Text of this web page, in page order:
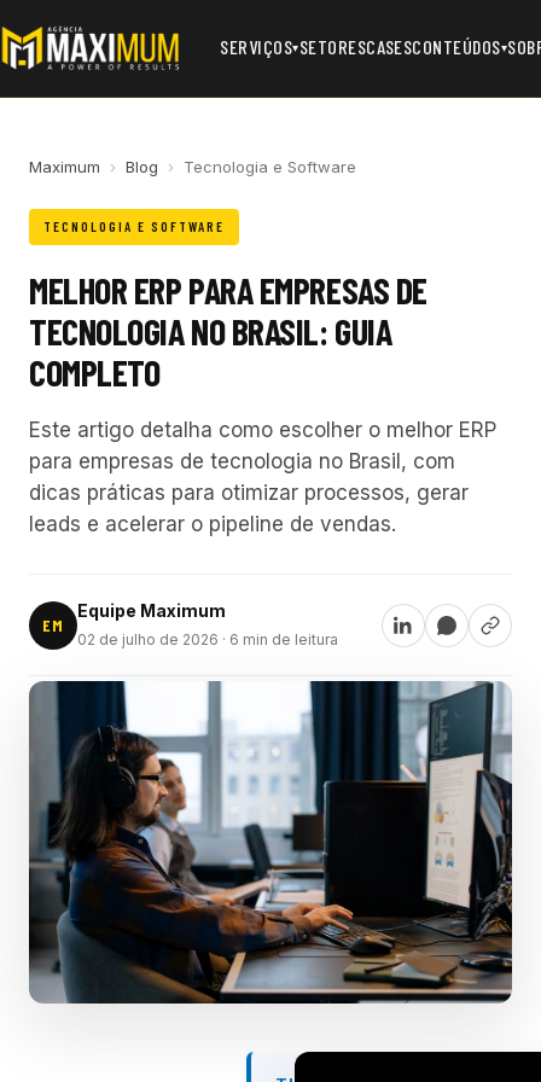
SERVIÇOS▾SETORESCASESCONTEÚDOS▾
Maximum › Blog › Tecnologia e Software
TECNOLOGIA E SOFTWARE
MELHOR ERP PARA EMPRESAS DE
TECNOLOGIA NO BRASIL: GUIA
COMPLETO
Este artigo detalha como escolher o melhor ERP
para empresas de tecnologia no Brasil, com
dicas práticas para otimizar processos, gerar
leads e acelerar o pipeline de vendas.
EM
Equipe Maximum
02 de julho de 2026 · 6 min de leitura